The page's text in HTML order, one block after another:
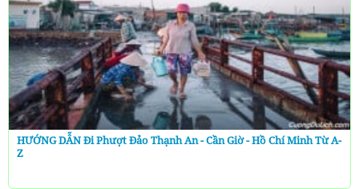
HƯỚNG DẪN Đi Phượt Đảo Thạnh An - Cần Giờ - Hồ Chí Minh Từ A-
Z